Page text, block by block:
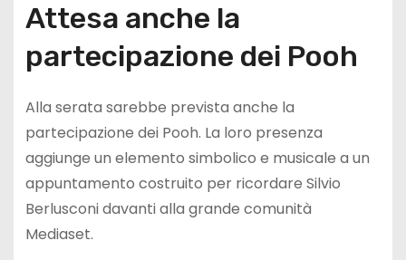
Attesa anche la
partecipazione dei Pooh
Alla serata sarebbe prevista anche la
partecipazione dei Pooh. La loro presenza
aggiunge un elemento simbolico e musicale a un
appuntamento costruito per ricordare Silvio
Berlusconi davanti alla grande comunità
Mediaset.